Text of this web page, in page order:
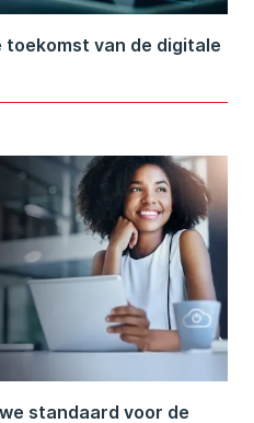
van de digitale
standaard voor de